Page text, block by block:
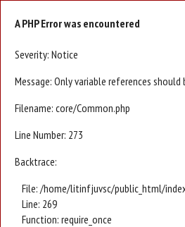
A PHP Error was encountered
Severity: Notice
Message: Only variable references
Filename: core/Common.php
Line Number: 273
Backtrace:
File: /home/litinfjuvsc/public_html/
Line: 269
Function: require_once